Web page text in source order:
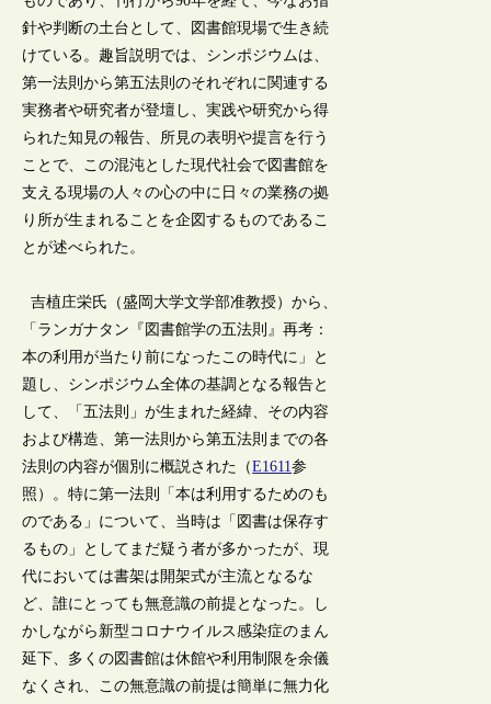
針や判断の土台として、図書館現場で生き続
けている。趣旨説明では、シンポジウムは、
第一法則から第五法則のそれぞれに関連する
実務者や研究者が登壇し、実践や研究から得
られた知見の報告、所見の表明や提言を行う
ことで、この混沌とした現代社会で図書館を
支える現場の人々の心の中に日々の業務の拠
り所が生まれることを企図するものであるこ
とが述べられた。
吉植庄栄氏（盛岡大学文学部准教授）から、
「ランガナタン『図書館学の五法則』再考：
本の利用が当たり前になったこの時代に」と
題し、シンポジウム全体の基調となる報告と
して、「五法則」が生まれた経緯、その内容
および構造、第一法則から第五法則までの各
法則の内容が個別に概説された（E1611参
照）。特に第一法則「本は利用するためのも
のである」について、当時は「図書は保存す
るもの」としてまだ疑う者が多かったが、現
代においては書架は開架式が主流となるな
ど、誰にとっても無意識の前提となった。し
かしながら新型コロナウイルス感染症のまん
延下、多くの図書館は休館や利用制限を余儀
なくされ、この無意識の前提は簡単に無力化